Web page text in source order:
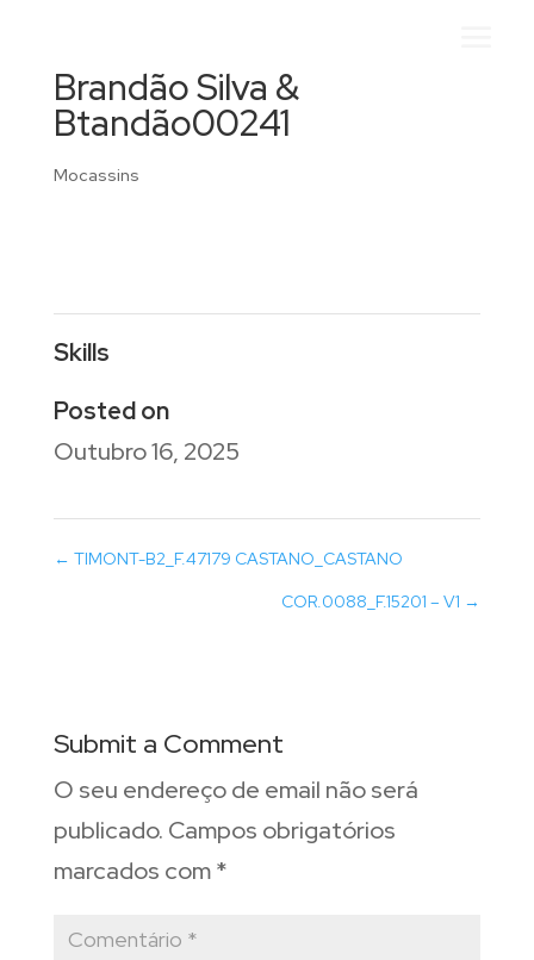
Brandão Silva &
Btandão00241
Mocassins
Skills
Posted on
Outubro 16, 2025
← TIMONT-B2_F.47179 CASTANO_CASTANO
COR.0088_F.15201 – V1 →
Submit a Comment
O seu endereço de email não será
publicado. Campos obrigatórios
marcados com*